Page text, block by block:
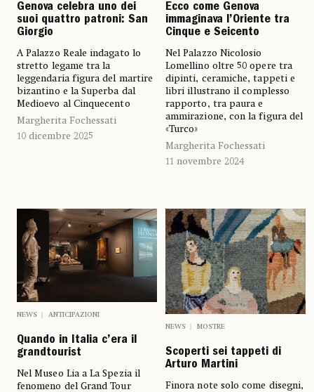
Genova celebra uno dei
suoi quattro patroni: San
Giorgio
A Palazzo Reale indagato lo
stretto legame tra la
leggendaria figura del martire
bizantino e la Superba dal
Medioevo al Cinquecento
Margherita Fochessati
10 dicembre 2025
Ecco come Genova
immaginava l’Oriente tra
Cinque e Seicento
Nel Palazzo Nicolosio
Lomellino oltre 50 opere tra
dipinti, ceramiche, tappeti e
libri illustrano il complesso
rapporto, tra paura e
ammirazione, con la figura del
«Turco»
Margherita Fochessati
11 novembre 2024
NEWS ANTICIPAZIONI
Quando in Italia c’era il
grandtourist
Nel Museo Lia a La Spezia il
fenomeno del Grand Tour
NEWS MOSTRE
Scoperti sei tappeti di
Arturo Martini
Finora note solo come disegni,